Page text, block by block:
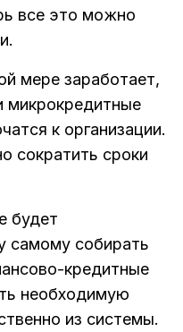
все это можно
мере заработает,
микрокредитные
к организации.
сократить сроки
будет
самому собирать
кредитные
необходимую
из системы.